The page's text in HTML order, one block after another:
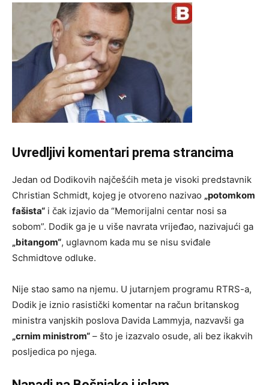
Uvredljivi komentari prema strancima
Jedan od Dodikovih najčešćih meta je visoki predstavnik
Christian Schmidt, kojeg je otvoreno nazivao „potomkom
fašista“ i čak izjavio da “Memorijalni centar nosi sa
sobom”. Dodik ga je u više navrata vrijeđao, nazivajući ga
„bitangom“, uglavnom kada mu se nisu sviđale
Schmidtove odluke.
Nije stao samo na njemu. U jutarnjem programu RTRS-a,
Dodik je iznio rasistički komentar na račun britanskog
ministra vanjskih poslova Davida Lammyja, nazvavši ga
„crnim ministrom“ – što je izazvalo osude, ali bez ikakvih
posljedica po njega.